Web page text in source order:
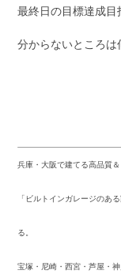
最終日の目標達成目
分からないところは
兵庫・大阪で建てる高品質
「ビルトインガレージのあ
る。
宝塚・尼崎・西宮・芦屋・